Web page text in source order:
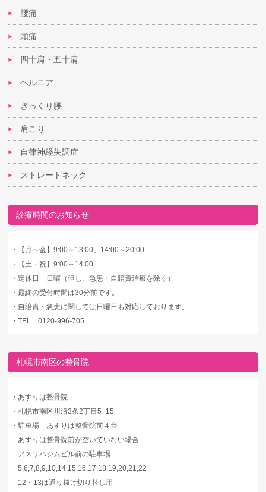
腰痛
頭痛
四十肩・五十肩
ヘルニア
ぎっくり腰
肩こり
自律神経失調症
ストレートネック
診療時間のお知らせ
・
【月～金】9:00～13:00、14:00～20:00
・
【土・祝】9:00～14:00
・ 定休日 日曜（但し、急患・自賠責治療を除く）
・最終の受付時間は30分前です。
・ 自賠責・急患に関しては日曜日も対応しております。
・TEL 0120-996-705
札幌市南区の整骨院
・あすりは整骨院
・札幌市南区川沿3条2丁目5−15
・駐車場 あすりは整骨院前４台
あすりは整骨院前が空いていない場合
アスリハジムビル前の駐車場
5,6,7,8,9,10,14,15,16,17,18,19,20,21,22
12・13は通り抜け切り替し用